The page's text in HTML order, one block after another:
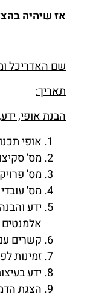
אז שיהיה
שם האדריכל
תאריך:
הבנת אופי,
אופי
מס'
מס'
מס'
ידע
אלמנטים
קשרים
זמינות
ידע
הצגת